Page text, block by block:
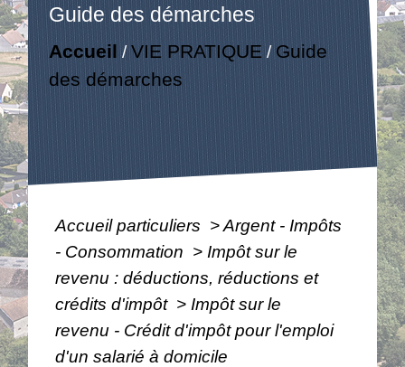
Guide des démarches
Accueil /VIE PRATIQUE / Guide
des démarches
Accueil particuliers >Argent - Impôts
- Consommation > Impôt sur le
revenu : déductions, réductions et
crédits d'impôt > Impôt sur le
revenu - Crédit d'impôt pour l'emploi
d'un salarié à domicile